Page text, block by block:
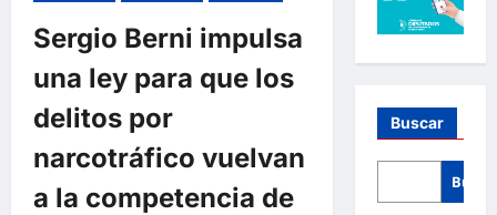
Sergio Berni impulsa
una ley para que los
delitos por
narcotráfico vuelvan
a la competencia de
Buscar